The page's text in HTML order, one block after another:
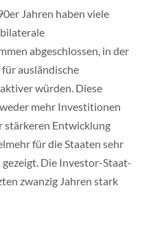
Jahren haben viele
abgeschlossen, in der
ausländische
würden. Diese
mehr Investitionen
stärkeren Entwicklung
für die Staaten sehr
Die Investor-Staat-
zwanzig Jahren stark